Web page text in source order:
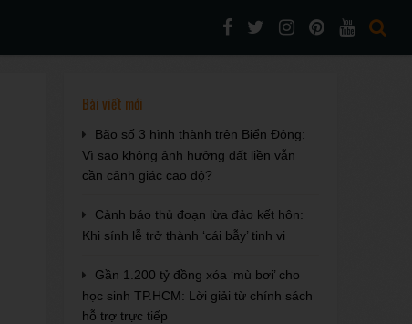
Bài viết mới
Bão số 3 hình thành trên Biển Đông:
Vì sao không ảnh hưởng đất liền vẫn
cần cảnh giác cao độ?
Cảnh báo thủ đoạn lừa đảo kết hôn:
Khi sính lễ trở thành ‘cái bẫy’ tinh vi
Gần 1.200 tỷ đồng xóa ‘mù bơi’ cho
học sinh TP.HCM: Lời giải từ chính sách
hỗ trợ trực tiếp